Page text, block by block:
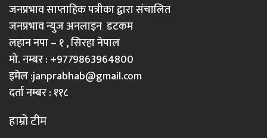
जनप्रभाव साप्ताहिक पत्रीका द्वारा संचालित
जनप्रभाव न्युज अनलाइन डटकम
लहान नपा – १ , सिरहा नेपाल
मो. नम्बर : +9779863964800
इमेल :janprabhab@gmail.com
दर्ता नम्बर : ११८
हाम्रो टीम